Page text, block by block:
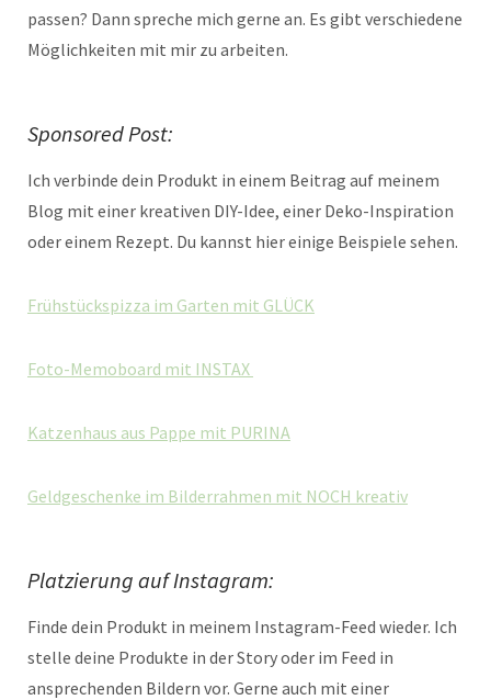
passen? Dann spreche mich gerne an. Es gibt verschiedene
Möglichkeiten mit mir zu arbeiten.
Sponsored Post:
Ich verbinde dein Produkt in einem Beitrag auf meinem
Blog mit einer kreativen DIY-Idee, einer Deko-Inspiration
oder einem Rezept. Du kannst hier einige Beispiele sehen.
Frühstückspizza im Garten mit GLÜCK
Foto-Memoboard mit INSTAX
Katzenhaus aus Pappe mit PURINA
Geldgeschenke im Bilderrahmen mit NOCH kreativ
Platzierung auf Instagram:
Finde dein Produkt in meinem Instagram-Feed wieder. Ich
stelle deine Produkte in der Story oder im Feed in
ansprechenden Bildern vor. Gerne auch mit einer